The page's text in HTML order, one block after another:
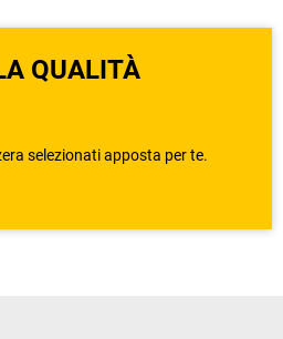
QUALITÀ
selezionati apposta per te.